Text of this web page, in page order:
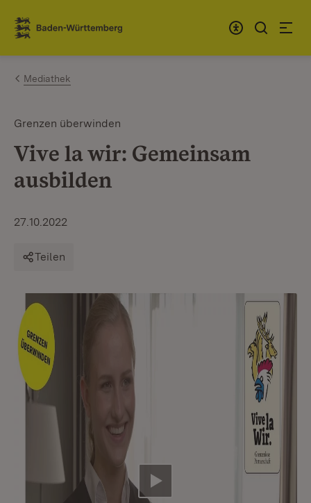
Zum Inhalt springen
Link zur Startseite
Mediathek
Grenzen überwinden
Vive la wir: Gemeinsam
ausbilden
27.10.2022
Teilen
Video abspielen